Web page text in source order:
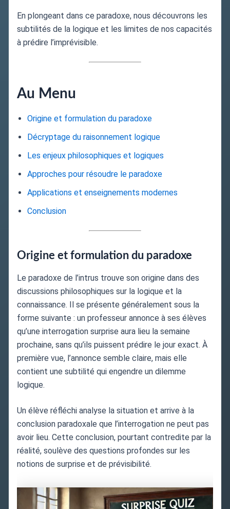
En plongeant dans ce paradoxe, nous découvrons les
subtilités de la logique et les limites de nos capacités
à prédire l’imprévisible.
Au Menu
Origine et formulation du paradoxe
Décryptage du raisonnement logique
Les enjeux philosophiques et logiques
Approches pour résoudre le paradoxe
Applications et enseignements modernes
Conclusion
Origine et formulation du paradoxe
Le paradoxe de l’intrus trouve son origine dans des
discussions philosophiques sur la logique et la
connaissance. Il se présente généralement sous la
forme suivante : un professeur annonce à ses élèves
qu’une interrogation surprise aura lieu la semaine
prochaine, sans qu’ils puissent prédire le jour exact. À
première vue, l’annonce semble claire, mais elle
contient une subtilité qui engendre un dilemme
logique.
Un élève réfléchi analyse la situation et arrive à la
conclusion paradoxale que l’interrogation ne peut pas
avoir lieu. Cette conclusion, pourtant contredite par la
réalité, soulève des questions profondes sur les
notions de surprise et de prévisibilité.